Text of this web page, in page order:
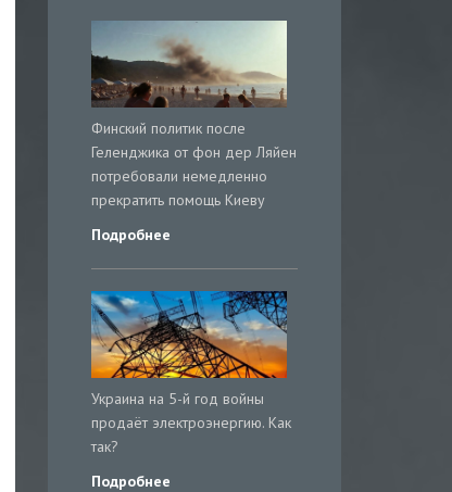
Финский политик после
Геленджика от фон дер Ляйен
потребовали немедленно
прекратить помощь Киеву
Подробнее
Украина на 5-й год войны
продаёт электроэнергию. Как
так?
Подробнее